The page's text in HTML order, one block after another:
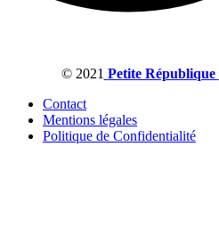
© 2021 Petite République
Contact
Mentions légales
Politique de Confidentialité